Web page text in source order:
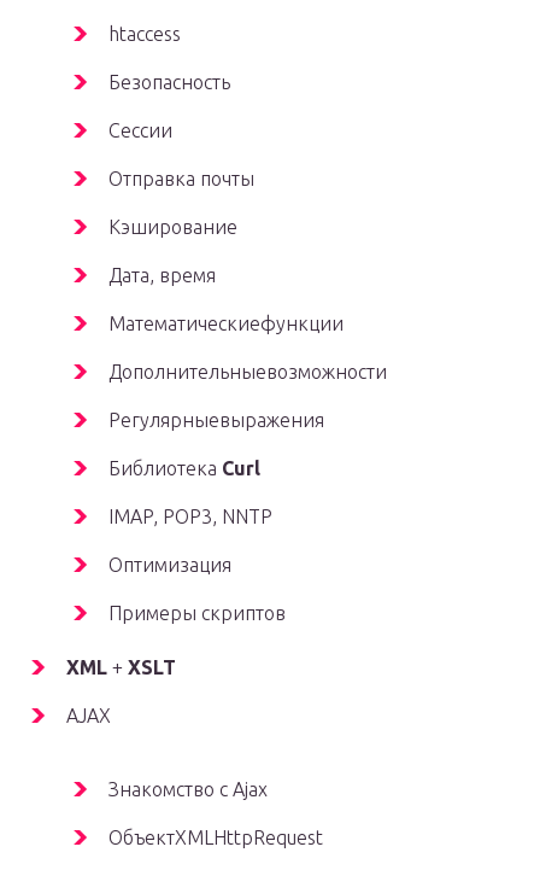
htaccess
Безопасность
Сессии
Отправка почты
Кэширование
Дата, время
Математическиефункции
Дополнительныевозможности
Регулярныевыражения
Библиотека Curl
IMAP, POP3, NNTP
Оптимизация
Примеры скриптов
XML + XSLT
AJAX
Знакомство с Ajax
ОбъектXMLHttpRequest